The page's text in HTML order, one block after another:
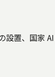
設置、国家